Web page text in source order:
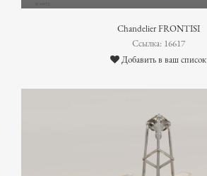
Chandelier FRONTISI
Ссылка: 16617
Добавить в ваш список